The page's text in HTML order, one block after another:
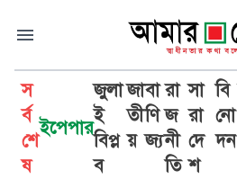
স
র্ব
শে
ষ
ইপেপার
জুলা
ই
বিপ্ল
ব
জা
তী
য়
বা
ণি
জ্য
রা
জ
নী
তি
সা
রা
দে
শ
বি
নো
দন